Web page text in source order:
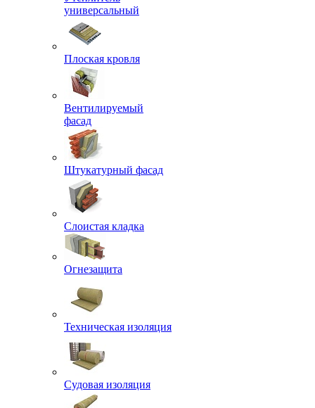
универсальный
Плоская кровля
Вентилируемый
фасад
Штукатурный фасад
Слоистая кладка
Огнезащита
Техническая изоляция
Судовая изоляция